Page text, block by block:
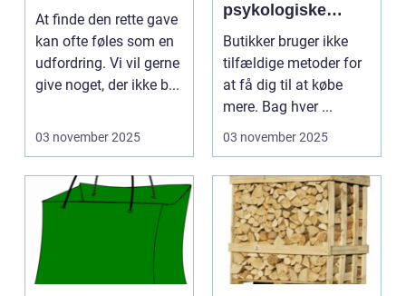
At finde den rette gave
kan ofte føles som en
udfordring. Vi vil gerne
give noget, der ikke b...
03 november 2025
psykologiske
tricks
Butikker bruger ikke
tilfældige metoder for
at få dig til at købe
mere. Bag hver ...
03 november 2025